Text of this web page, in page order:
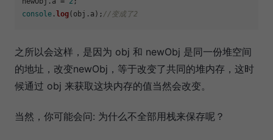
console . log(obj. a ); //变成了2
之所以会这样，是因为 obj 和 newObj 是同一份堆空间
的地址，改变newObj，等于改变了共同的堆内存，这时
候通过 obj 来获取这块内存的值当然会改变。
当然，你可能会问: 为什么不全部用栈来保存呢？